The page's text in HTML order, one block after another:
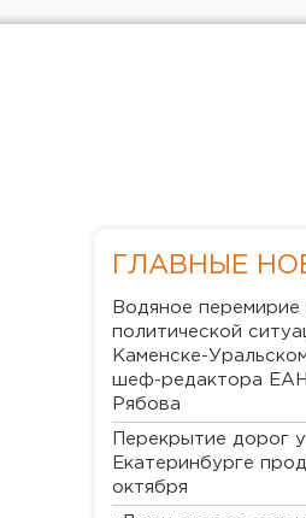
ГЛАВНЫЕ
Водяное перемирие
политической
Каменске-
шеф-редактора
Рябова
Перекрытие дорог
Екатеринбурге
октября